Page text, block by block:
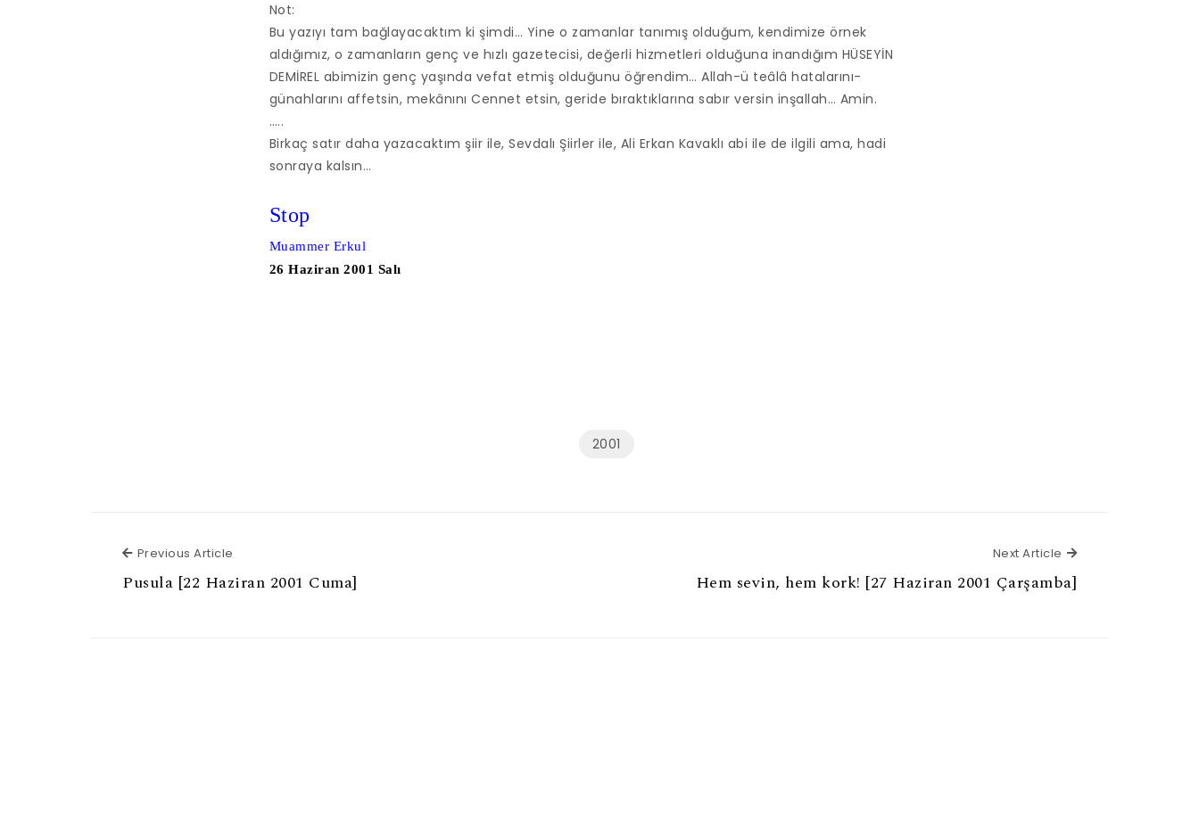
Not:
Bu yazıyı tam bağlayacaktım ki şimdi… Yine o zamanlar tanımış olduğum, kendimize örnek
aldığımız, o zamanların genç ve hızlı gazetecisi, değerli hizmetleri olduğuna inandığım HÜSEYİN
DEMİREL abimizin genç yaşında vefat etmiş olduğunu öğrendim… Allah-ü teâlâ hatalarını-
günahlarını affetsin, mekânını Cennet etsin, geride bıraktıklarına sabır versin inşallah… Amin.
…..
Birkaç satır daha yazacaktım şiir ile, Sevdalı Şiirler ile, Ali Erkan Kavaklı abi ile de ilgili ama, hadi
sonraya kalsın…
Stop
Muammer Erkul
26 Haziran 2001 Salı
2001
Previous Article
Pusula [22 Haziran 2001 Cuma]
Next Article Next Article
Hem sevin, hem kork! [27 Haziran 2001 Çarşamba]